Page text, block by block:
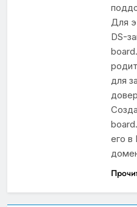
Для
DS-
для
его в